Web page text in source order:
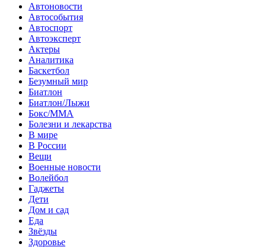
Автоновости
Автособытия
Автоспорт
Автоэксперт
Актеры
Аналитика
Баскетбол
Безумный мир
Биатлон
Биатлон/Лыжи
Бокс/MMA
Болезни и лекарства
В мире
В России
Вещи
Военные новости
Волейбол
Гаджеты
Дети
Дом и сад
Еда
Звёзды
Здоровье